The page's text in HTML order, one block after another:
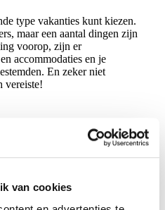
van cookies
type vakanties kunt kiezen.
maar een aantal dingen zijn
voorop, zijn er
accommodaties en je
En zeker niet
vereiste!
met een beperking
en kleine boten, met of zonder
watersporteiland Robinson